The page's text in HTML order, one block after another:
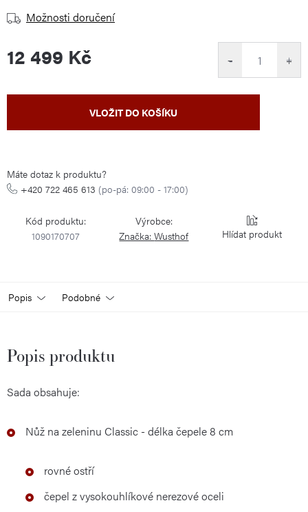
Možnosti doručení
12 499 Kč +
−
VLOŽIT DO KOŠÍKU
Máte dotaz k produktu?
+420 722 465 613 (po-pá: 09:00 - 17:00)
Kód produktu:
1090170707
Výrobce:
Značka:Wusthof Hlídat
Popis Podobné
Popis produktu
Sada obsahuje:
Nůž na zeleninu Classic - délka čepele 8 cm
rovné ostří
čepel z vysokouhlíkové nerezové oceli